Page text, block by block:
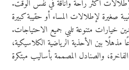
أكثر راحة وأناقة في نفس الوقت.
صغيرة لإطلالات المساء أو حقيبة كبيرة
خيارات متنوعة تلبي جميع الاحتياجات.
بين الأحذية الرياضية الكلاسيكية،